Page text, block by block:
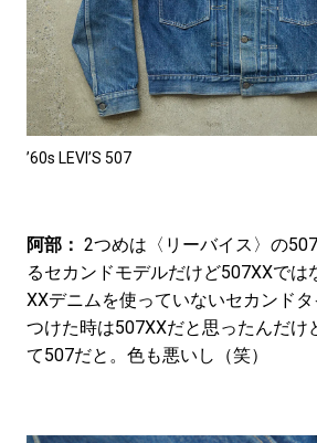
’60s LEVI’S 507
阿部： 2つめは〈リーバイス〉の
るセカンドモデルだけど507XXでは
XXデニムを使っていないセカンド
つけた時は507XXだと思ったんだけ
て507だと。色も悪いし（笑）